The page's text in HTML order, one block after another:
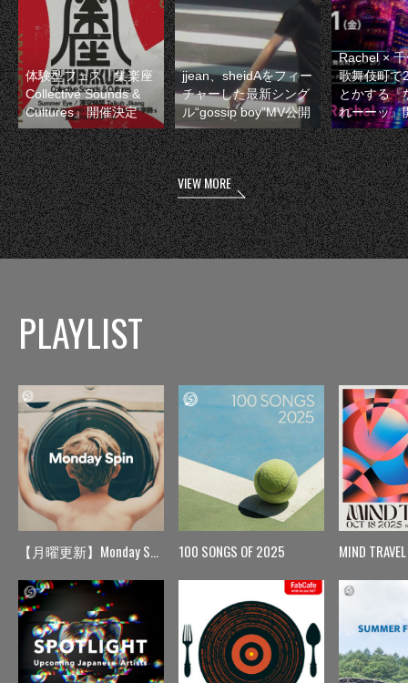
体験型フェス『集楽座
Collective Sounds &
Cultures』開催決定
jjean、sheidAをフィー
チャーした最新シング
ル“gossip boy”MV公開
Rachel ×
歌舞伎町で
とかする『
れーーッ』
VIEW MORE
PLAYLIST
【月曜更新】Monday Spin 100 SONGS OF 2025 MIND TRAVEL